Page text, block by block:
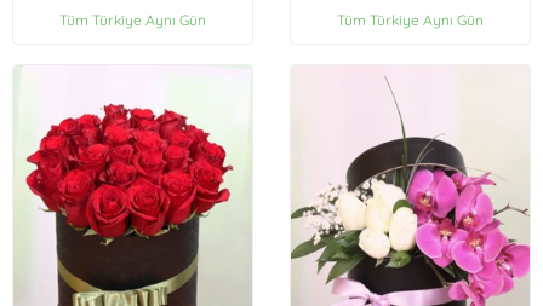
Tüm Türkiye Aynı Gün Tüm Türkiye Aynı Gün